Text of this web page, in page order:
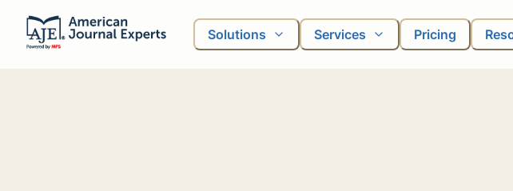
Solutions Services Pricing